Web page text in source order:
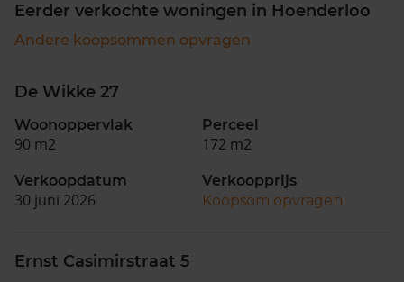
Eerder verkochte woningen in Hoenderloo
Andere koopsommen opvragen
De Wikke 27
Woonoppervlak
90 m2
Perceel
172 m2
Verkoopdatum
30 juni 2026
Verkoopprijs
Koopsom opvragen
Ernst Casimirstraat 5